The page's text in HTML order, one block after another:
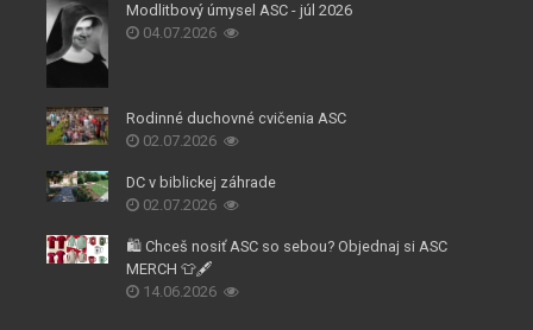
Modlitbový úmysel ASC - júl 2026
04.07.2026
Rodinné duchovné cvičenia ASC
02.07.2026
DC v biblickej záhrade
02.07.2026
🛍️ Chceš nosiť ASC so sebou? Objednaj si ASC
MERCH 👕🖋️
14.06.2026